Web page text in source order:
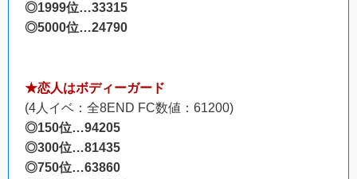
◎1999位…33315
◎5000位…24790
★恋人はボディーガード
(4人イベ：全8END FC数値：61200)
◎150位…94205
◎300位…81435
◎750位…63860